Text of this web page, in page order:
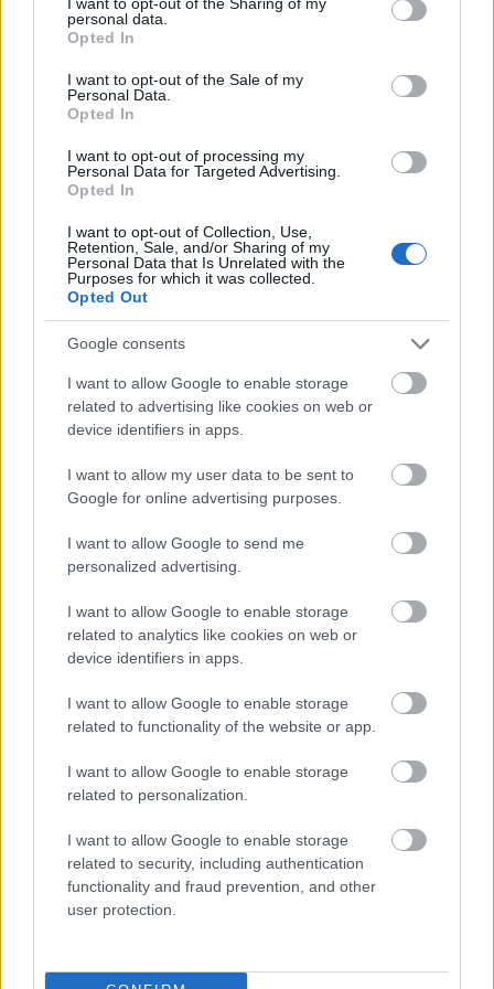
grant or deny consent to Google and its third-party tags to
use your data for below specified purposes in below Google
consent section.
personal data.
Opted In
I want to opt-out of the Sale of my
Personal Data.
Opted In
I want to opt-out of processing my
Personal Data for Targeted Advertising.
Opted In
I want to opt-out of Collection, Use,
Retention, Sale, and/or Sharing of my
Personal Data that Is Unrelated with the
Purposes for which it was collected.
Opted Out
Google consents
I want to allow Google to enable storage
related to advertising like cookies on web or
device identifiers in apps.
I want to allow my user data to be sent to
Google for online advertising purposes.
I want to allow Google to send me
personalized advertising.
I want to allow Google to enable storage
related to analytics like cookies on web or
device identifiers in apps.
I want to allow Google to enable storage
related to functionality of the website or app.
I want to allow Google to enable storage
related to personalization.
I want to allow Google to enable storage
related to security, including authentication
functionality and fraud prevention, and other
user protection.
- Nem volt előttünk külföldi minta, kicsit bungee
jumping érzésünk volt végig, de bíztunk abban, hogy
musical.
- Hogyan képzeljünk el egy improvizációs musicalt?
Mi az, ami kötött és mi az, amiben szabadabb
mozgástere van az előadóknak?
Tusnád, a musicalesetében annyit döntöttem el
koncentrálódni, és értelemszerűen Erdély lesz a
helyszín, azon belül is a tusnádfürdői fesztivál.
szerepének a neve, foglalkozása, családi állapota, és
ebből kezdett el kirajzolódni a történet. A fiúk, Nagy
Sándor, Simon Kornél és Feke Pál megannyi szerepet
játszottak aznap.
Egy-egy jelenet előtt elmesélem, mi fog történni,
mert fontos, hogy a színészek pontosan tudják,
honnan hová kell eljutniuk pár perc alatt. Ezt néha
megszakítom néhány háttér információval, hogyan
érzi magát a színész egy kimerítő dal után, mit
gondol, vagy hogyan zajlik a szünet. Amíg a jelenetet
játsszák, magamban továbbfűzöm a történetet, akár
egy-egy sort is megírok gyorsan, amit átadok az
éppen nem játszó színésznek. Az egész nagyon
izgalmas és gyors.